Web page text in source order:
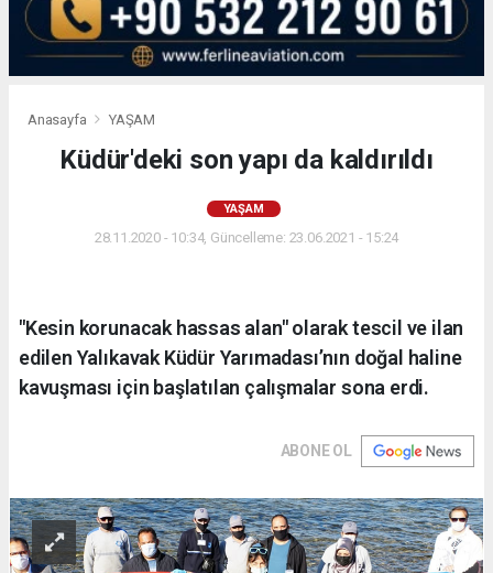
Anasayfa YAŞAM
Küdür'deki son yapı da kaldırıldı
YAŞAM
28.11.2020 - 10:34, Güncelleme: 23.06.2021 - 15:24
"Kesin korunacak hassas alan" olarak tescil ve ilan
edilen Yalıkavak Küdür Yarımadası’nın doğal haline
kavuşması için başlatılan çalışmalar sona erdi.
ABONE OL